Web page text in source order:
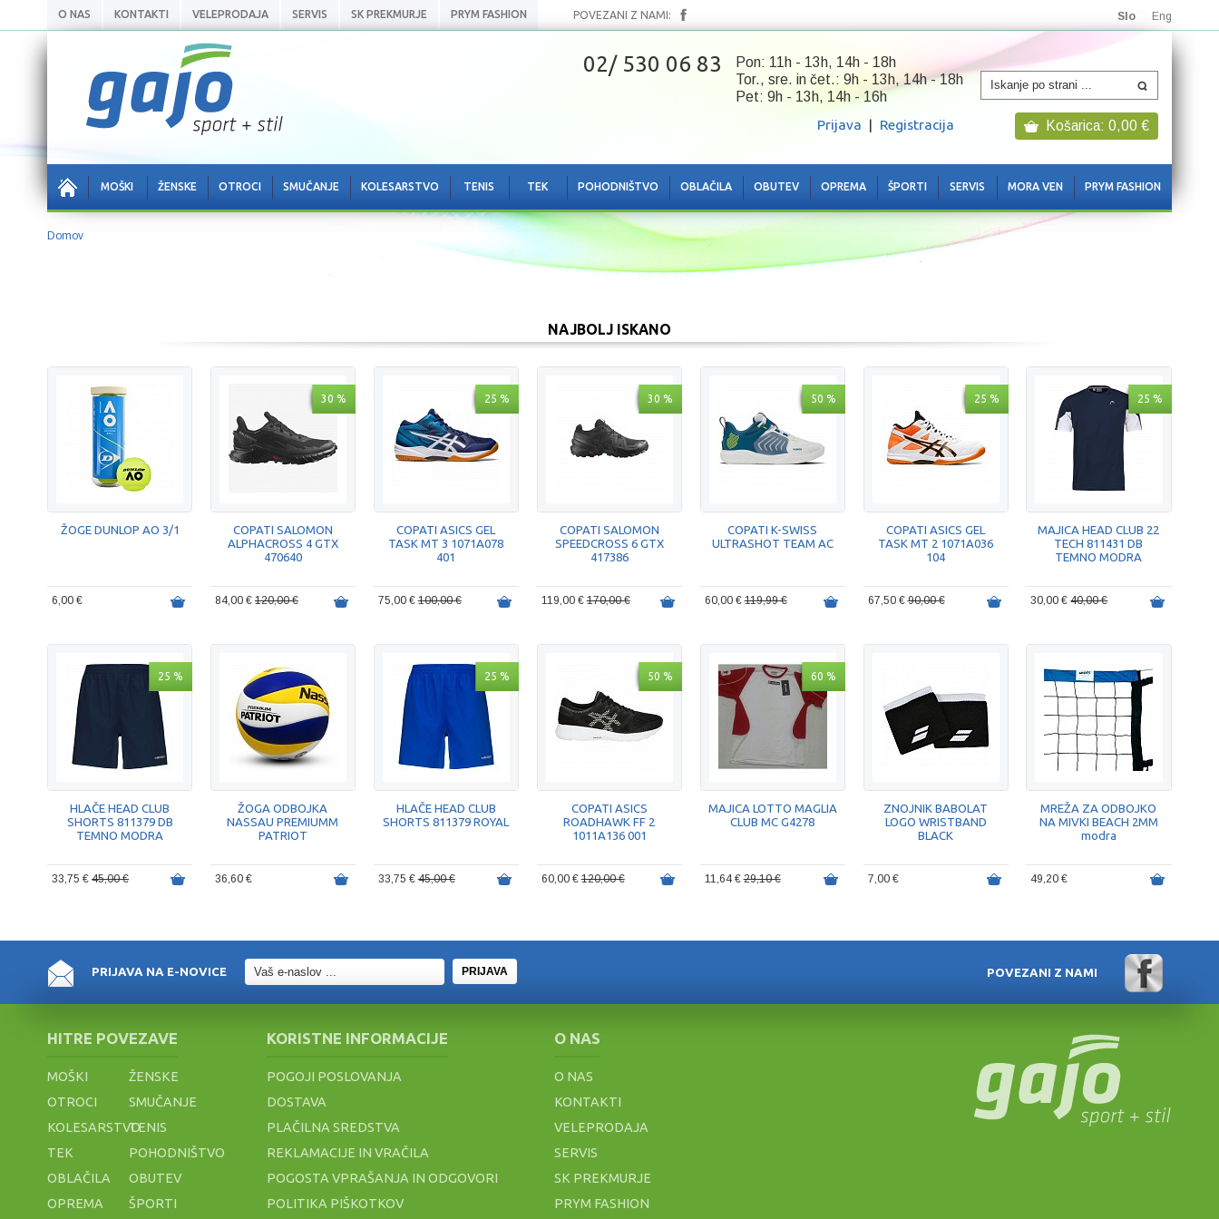
O NAS KONTAKTI VELEPRODAJA SERVIS SK PREKMURJE PRYM FASHION POVEZANI Z NAMI: Slo Eng
02/ 530 06 83
Pon: 11h - 13h, 14h - 18h
Tor., sre. in čet.: 9h - 13h, 14h - 18h
Pet: 9h - 13h, 14h - 16h
Prijava | Registracija Košarica: 0,00 €
MOŠKI ŽENSKE OTROCI SMUČANJE KOLESARSTVO TENIS TEK POHODNIŠTVO OBLAČILA OBUTEV OPREMA ŠPORTI SERVIS MORA VEN PRYM FASHION
Domov
NAJBOLJ ISKANO
ŽOGE DUNLOP AO 3/1
6,00 €
30 %
COPATI SALOMON
ALPHACROSS 4 GTX
470640
84,00 € 120,00 €
25 %
COPATI ASICS GEL
TASK MT 3 1071A078
401
75,00 €100,00 €
30 %
COPATI SALOMON
SPEEDCROSS 6 GTX
417386
119,00 €170,00 €
50 %
COPATI K-SWISS
ULTRASHOT TEAM AC
60,00 €119,99 €
25 %
COPATI ASICS GEL
TASK MT 2 1071A036
104
67,50 €90,00 €
25 %
MAJICA HEAD CLUB 22
TECH 811431 DB
TEMNO MODRA
30,00 €40,00 €
25 %
HLAČE HEAD CLUB
SHORTS 811379 DB
TEMNO MODRA
33,75 € 45,00 €
ŽOGA ODBOJKA
NASSAU PREMIUMM
PATRIOT
36,60 €
25 %
HLAČE HEAD CLUB
SHORTS 811379 ROYAL
33,75 €45,00 €
50 %
COPATI ASICS
ROADHAWK FF 2
1011A136 001
60,00 €120,00 €
60 %
MAJICA LOTTO MAGLIA
CLUB MC G4278
11,64 €29,10 €
ZNOJNIK BABOLAT
LOGO WRISTBAND
BLACK
7,00 €
MREŽA ZA ODBOJKO
NA MIVKI BEACH 2MM
modra
49,20 €
PRIJAVA NA E-NOVICE PRIJAVA POVEZANI Z NAMI
HITRE POVEZAVE
MOŠKI
ŽENSKE
OTROCI
SMUČANJE
KOLESARSTVOTENIS
TEK
POHODNIŠTVO
OBLAČILA
OBUTEV
OPREMA
ŠPORTI
KORISTNE INFORMACIJE
POGOJI POSLOVANJA
DOSTAVA
PLAČILNA SREDSTVA
REKLAMACIJE IN VRAČILA
POGOSTA VPRAŠANJA IN ODGOVORI
POLITIKA PIŠKOTKOV
O NAS
O NAS
KONTAKTI
VELEPRODAJA
SERVIS
SK PREKMURJE
PRYM FASHION